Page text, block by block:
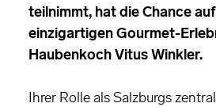
teilnimmt, hat die Chance
einzigartigen Gourmet-
Haubenkoch Vitus Winkler.
Ihrer Rolle als Salzburgs